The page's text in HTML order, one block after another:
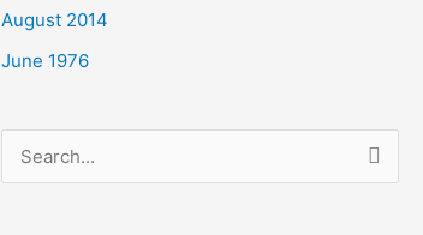
August 2014
June 1976
Search
for: